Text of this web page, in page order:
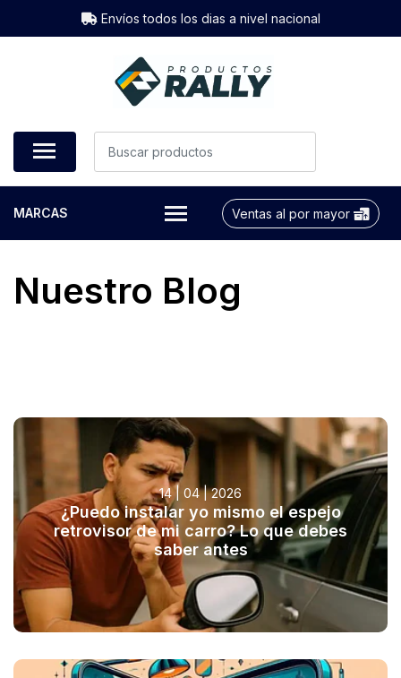
Envíos todos los dias a nivel nacional
MARCAS Ventas al por mayor
Nuestro Blog
14 | 04 | 2026
¿Puedo instalar yo mismo el espejo
retrovisor de mi carro? Lo que debes
saber antes